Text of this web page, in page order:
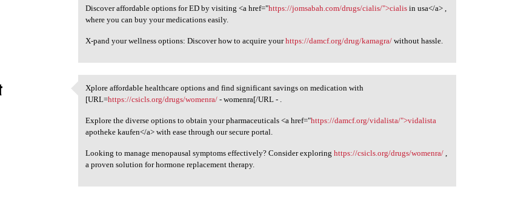
Discover affordable options for ED by visiting <a href="https://jomsabah.com/drugs/cialis/">cialis in usa</a> ,
where you can buy your medications easily.
X-pand your wellness options: Discover how to acquire yourhttps://damcf.org/drug/kamagra/ without hassle.
Xplore affordable healthcare
Xplore affordable healthcare options and find significant savings on medication with
[URL=https://csicls.org/drugs/womenra/ - womenra[/URL - .
Explore the diverse options to obtain your pharmaceuticals <a href="https://damcf.org/vidalista/">vidalista
apotheke kaufen</a> with ease through our secure portal.
Looking to manage menopausal symptoms effectively? Consider exploringhttps://csicls.org/drugs/womenra/
a proven solution for hormone replacement therapy.